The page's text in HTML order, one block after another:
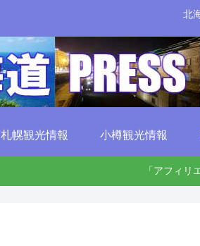
北
札幌観光情報 小樽観光情報
「アフィ